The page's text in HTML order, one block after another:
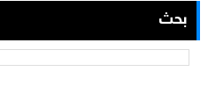
بحث